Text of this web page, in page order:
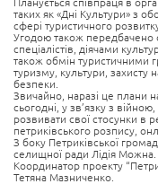
таких як «Дні Культури» з
сфері туристичного
Угодою також передбачено
спеціалістів, діячами
також обмін туристичними
туризму, культури, захисту
безпеки.
Звичайно, наразі це плани
сьогодні, у зв’язку з
розвивати свої стосунки в
петриківського розпису,
З боку Петриківської
селищної ради Лідія Можна.
Координатор проекту
Тетяна Мазниченко.